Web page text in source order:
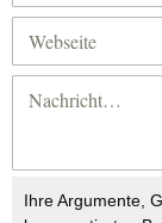
Ihre Argumente,